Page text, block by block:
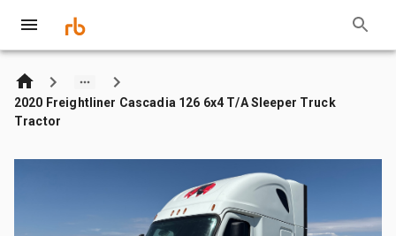
2020 Freightliner Cascadia 126 6x4 T/A Sleeper Truck
Tractor